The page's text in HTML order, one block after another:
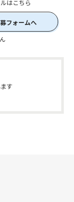
はこちら
フォームへ
す